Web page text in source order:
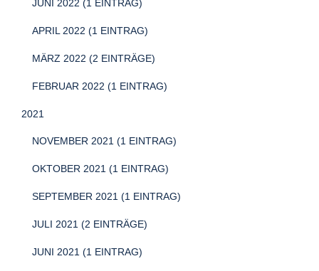
JUNI 2022 (1 EINTRAG)
APRIL 2022 (1 EINTRAG)
MÄRZ 2022 (2 EINTRÄGE)
FEBRUAR 2022 (1 EINTRAG)
2021
NOVEMBER 2021 (1 EINTRAG)
OKTOBER 2021 (1 EINTRAG)
SEPTEMBER 2021 (1 EINTRAG)
JULI 2021 (2 EINTRÄGE)
JUNI 2021 (1 EINTRAG)